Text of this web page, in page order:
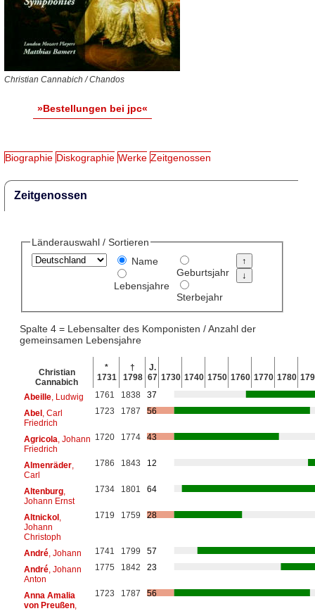
Christian Cannabich / Chandos
»Bestellungen bei jpc«
Biographie Diskographie Werke Zeitgenossen
Zeitgenossen
Länderauswahl / Sortieren
Name
Lebensjahre
Geburtsjahr
Sterbejahr
Spalte 4 = Lebensalter des Komponisten / Anzahl der
gemeinsamen Lebensjahre
Christian
Cannabich
*
1731
†
1798
J.
67 1730 1740 1750 1760 1770 1780
Abeille, Ludwig 1761 1838
37
Abel, Carl
Friedrich
1723 1787 56
Agricola , Johann
Friedrich
1720 1774 43
Almenräder,
Carl
1786 1843 12
Altenburg,
Johann Ernst
1734 1801 64
Altnickol,
Johann
Christoph
1719 1759 28
André, Johann 1741 1799
57
André, Johann
Anton
1775 1842 23
Anna Amalia
von Preußen,
1723 1787 56